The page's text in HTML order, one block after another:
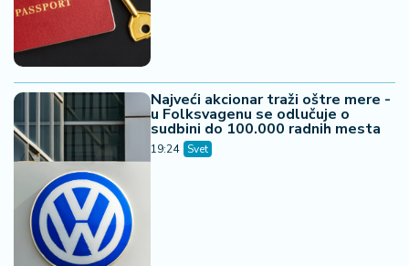
Najveći akcionar traži oštre mere -
u Folksvagenu se odlučuje o
sudbini do 100.000 radnih mesta
19:24 Svet